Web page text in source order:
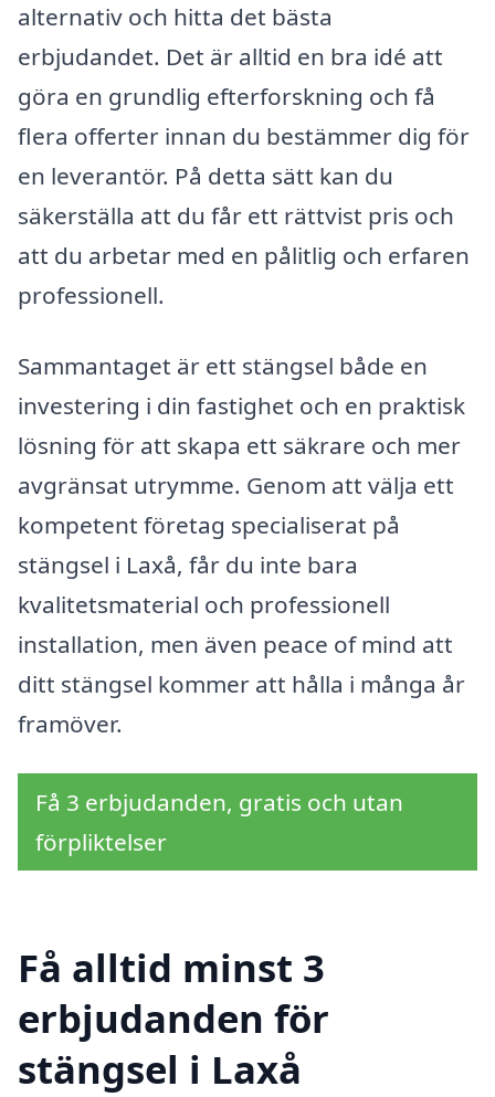
alternativ och hitta det bästa
erbjudandet. Det är alltid en bra idé att
göra en grundlig efterforskning och få
flera offerter innan du bestämmer dig för
en leverantör. På detta sätt kan du
säkerställa att du får ett rättvist pris och
att du arbetar med en pålitlig och erfaren
professionell.
Sammantaget är ett stängsel både en
investering i din fastighet och en praktisk
lösning för att skapa ett säkrare och mer
avgränsat utrymme. Genom att välja ett
kompetent företag specialiserat på
stängsel i Laxå, får du inte bara
kvalitetsmaterial och professionell
installation, men även peace of mind att
ditt stängsel kommer att hålla i många år
framöver.
Få 3 erbjudanden, gratis och utan
förpliktelser
Få alltid minst 3
erbjudanden för
stängsel i Laxå